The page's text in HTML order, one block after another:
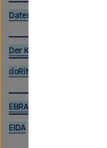
Datenrechercheportal UFZ
Der Karlsruher Wolkenatlas
doRiNA
EBRAINS
EIDA